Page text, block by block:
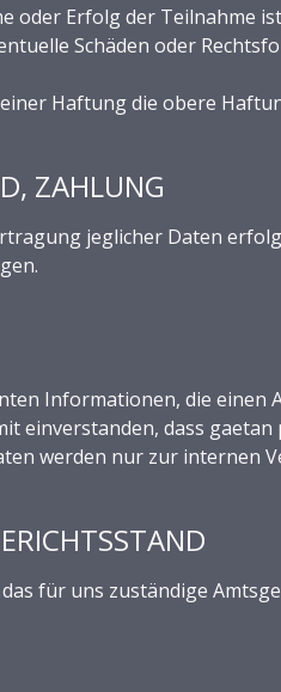
oder Erfolg der Teilnahme
Schäden oder
Haftung die obere
ZAHLUNG
jeglicher Daten
Informationen, die
einverstanden, dass
werden nur zur internen
für uns zuständige